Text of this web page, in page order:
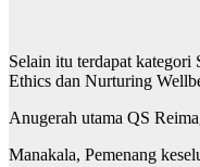
Selain itu terdapat
Ethics dan Nurturing
Anugerah utama QS
Manakala, Pemenang